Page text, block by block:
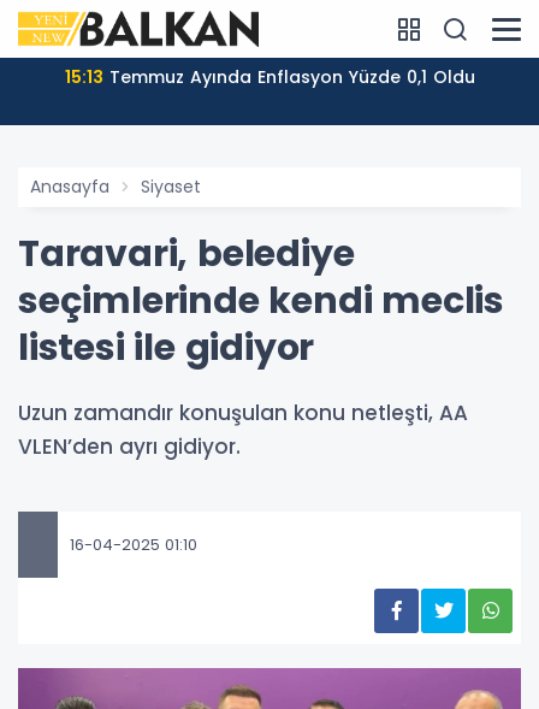
15:13 Temmuz Ayında Enflasyon Yüzde 0,1 Oldu
Anasayfa Siyaset
Taravari, belediye
seçimlerinde kendi meclis
listesi ile gidiyor
Uzun zamandır konuşulan konu netleşti, AA
VLEN’den ayrı gidiyor.
16-04-2025 01:10